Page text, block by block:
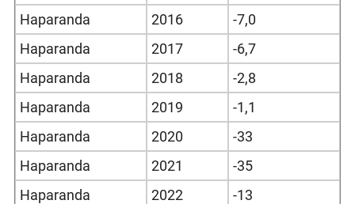
Haparanda
2016
-7,0
Haparanda
2017
-6,7
Haparanda
2018
-2,8
Haparanda
2019
-1,1
Haparanda
2020
-33
Haparanda
2021
-35
Haparanda
2022
-13